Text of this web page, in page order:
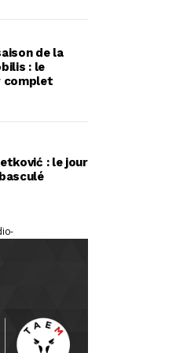
de la
: le
complet
: le jour